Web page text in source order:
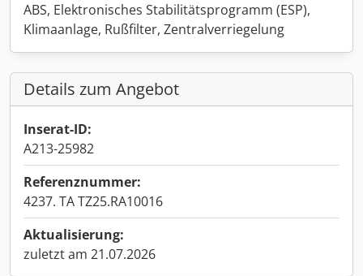
ABS, Elektronisches Stabilitätsprogramm (ESP),
Klimaanlage, Rußfilter, Zentralverriegelung
Details zum Angebot
Inserat-ID:
A213-25982
Referenznummer:
4237. TA TZ25.RA10016
Aktualisierung:
zuletzt am 21.07.2026